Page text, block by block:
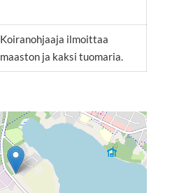
Koiranohjaaja ilmoittaa
maaston ja kaksi tuomaria.